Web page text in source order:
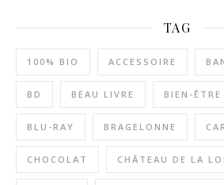
TAG
100% BIO ACCESSOIRE
BD BEAU LIVRE BIEN-ÊTRE
BLU-RAY BRAGELONNE
CHOCOLAT CHÂTEAU DE LA